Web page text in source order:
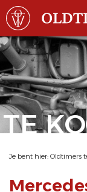
TE
Je bent hier: Oldtimers